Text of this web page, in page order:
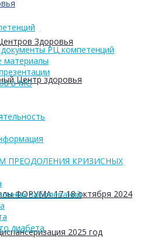
Здоровья
Центр здоровья
ФОРУМА 17-18 октября 2024
2025 год
РЦ компетенций
материалы
в МО
ПРЕОДОЛЕНИЯ КРИЗИСНЫХ
заболеваний
диабета